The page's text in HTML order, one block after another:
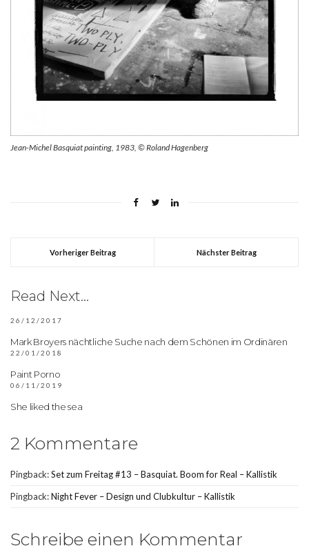
Jean-Michel Basquiat painting, 1983, © Roland Hagenberg
Vorheriger Beitrag Nächster Beitrag
Read Next...
26/12/2017
Mark Broyers nächtliche Suche nach dem Schönen im Ordinären
22/01/2018
Paint Porno
06/11/2019
She liked the sea
2 Kommentare
Pingback:Set zum Freitag #13 – Basquiat. Boom for Real – Kallistik
Pingback:Night Fever – Design und Clubkultur – Kallistik
Schreibe einen Kommentar